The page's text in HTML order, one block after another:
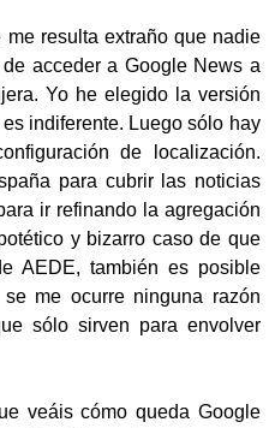
resulta extraño que nadie
acceder a Google News a
Yo he elegido la versión
indiferente. Luego sólo hay
de localización.
para cubrir las noticias
ir refinando la agregación
y bizarro caso de que
AEDE, también es posible
me ocurre ninguna razón
sólo sirven para envolver
veáis cómo queda Google